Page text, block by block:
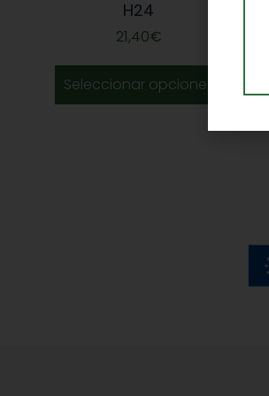
H24
21,40€
Seleccionar opciones